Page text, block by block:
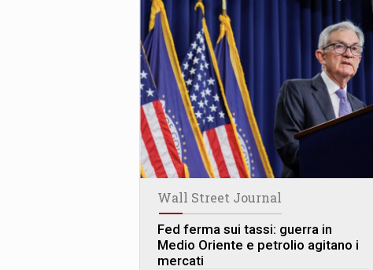
Wall Street Journal
Fed ferma sui tassi: guerra in
Medio Oriente e petrolio agitano i
mercati